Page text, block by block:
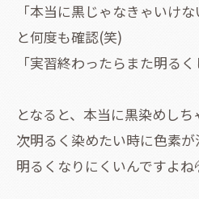
「本当に黒じゃなきゃいけな
と何度も確認(笑)
「実習終わったらまた明る
となると、本当に黒染めしち
次明るく染めたい時に色素
明るくなりにくいんですよね